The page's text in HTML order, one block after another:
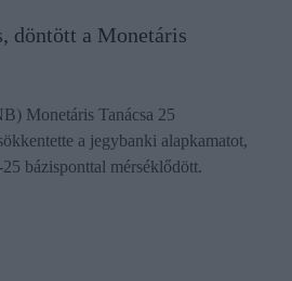
döntött a Monetáris
Monetáris Tanácsa 25
a jegybanki alapkamatot,
bázisponttal mérséklődött.